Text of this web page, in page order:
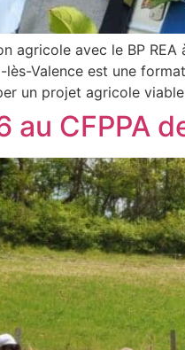
agricole avec le BP REA
lès-Valence est une
un projet agricole
au CFPPA